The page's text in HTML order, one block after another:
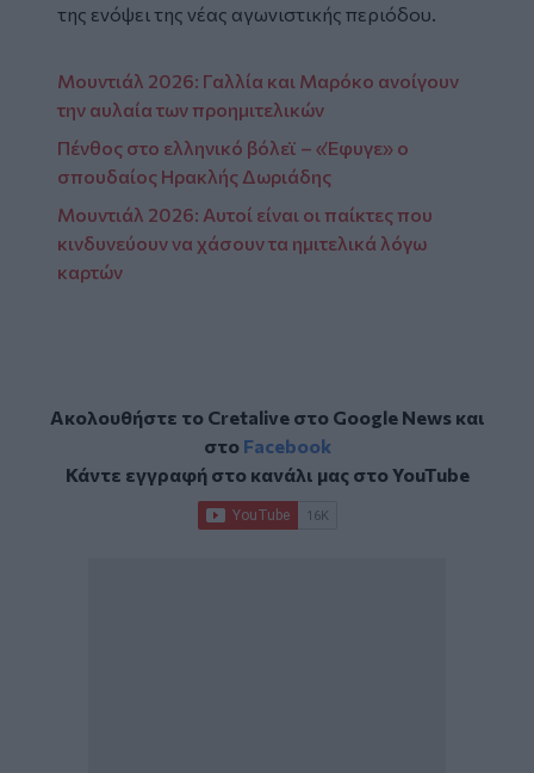
της ενόψει της νέας αγωνιστικής περιόδου.
Μουντιάλ 2026: Γαλλία και Μαρόκο ανοίγουν
την αυλαία των προημιτελικών
Πένθος στο ελληνικό βόλεϊ – «Έφυγε» ο
σπουδαίος Ηρακλής Δωριάδης
Μουντιάλ 2026: Αυτοί είναι οι παίκτες που
κινδυνεύουν να χάσουν τα ημιτελικά λόγω
καρτών
Ακολουθήστε το Cretalive στο Google Newsκαι
στο Facebook
Κάντε εγγραφή στο κανάλι μας στοYouTube